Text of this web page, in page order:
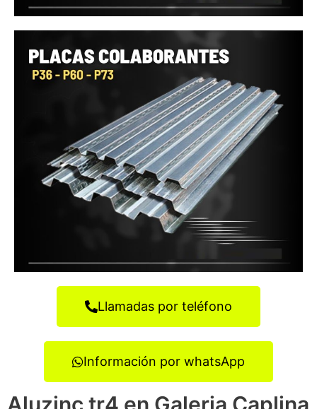
Llamadas por teléfono
Información por whatsApp